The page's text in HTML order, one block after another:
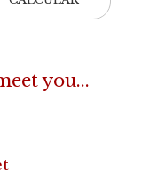
you...